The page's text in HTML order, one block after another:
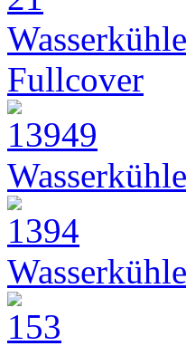
Fullcover